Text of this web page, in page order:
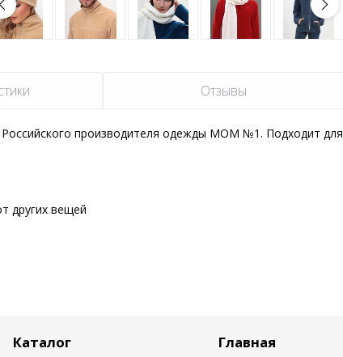
Отзывы
производителя одежды MOM №1. Подходит для
других вещей
Каталог Главная